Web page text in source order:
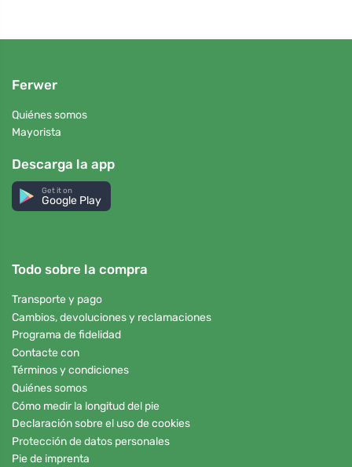
Ferwer
Quiénes somos
Mayorista
Descarga la app
Get it on
Google Play
Todo sobre la compra
Transporte y pago
Cambios, devoluciones y reclamaciones
Programa de fidelidad
Contacte con
Términos y condiciones
Quiénes somos
Cómo medir la longitud del pie
Declaración sobre el uso de cookies
Protección de datos personales
Pie de imprenta